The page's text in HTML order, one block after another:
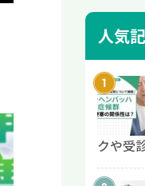
人気
クや受